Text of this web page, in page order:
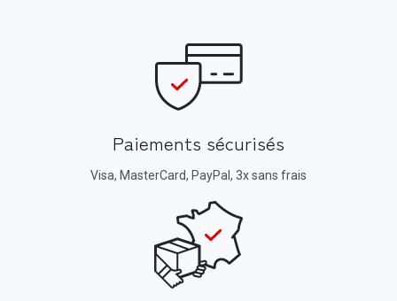
Paiements sécurisés
Visa, MasterCard, PayPal, 3x sans frais